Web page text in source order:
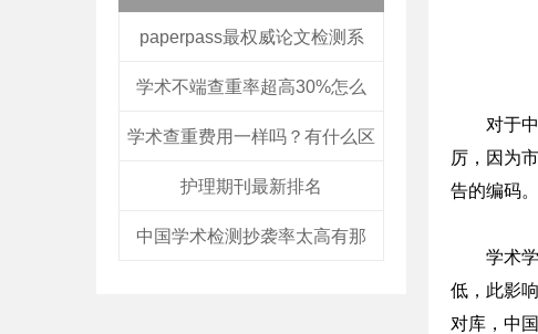
paperpass最权威论文检测系
学术不端查重率超高30%怎么
学术查重费用一样吗？有什么区
护理期刊最新排名
中国学术检测抄袭率太高有那
对于
厉，因为
告的编码
学术
低，此影
对库，中